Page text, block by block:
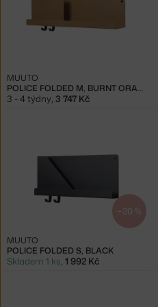
POLICE FOLDED M, BURNT ORANGE
MUUTO
3 - 4 týdny, 3 747 Kč
−20 %
POLICE FOLDED S, BLACK
MUUTO
Skladem 1 ks, 1 992 Kč